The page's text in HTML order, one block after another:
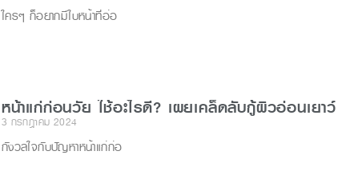
ใครๆ ก็อยากมีใบหน้าที่อ่อ
หน้าแก่ก่อนวัย ใช้อะไรดี? เผยเคล็ดลับกู้ผิวอ่อนเยาว์
3 กรกฎาคม 2024
กังวลใจกับปัญหาหน้าแก่ก่อ